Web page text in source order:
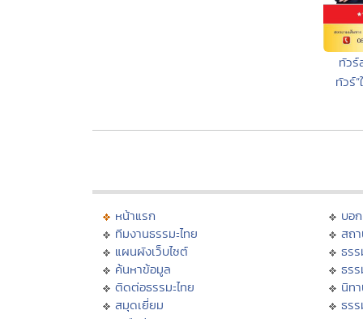
ทัวร์
ทัวร์
หน้าแรก
ทีมงานธรรมะไทย
แผนผังเว็บไซต์
ค้นหาข้อมูล
ติดต่อธรรมะไทย
สมุดเยี่ยม
บอ
สถ
ธร
ธร
นิท
ธร